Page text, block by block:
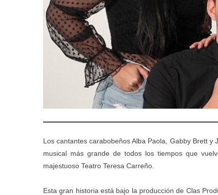
Los cantantes carabobeños Alba Paola, Gabby Brett
musical más grande de todos los tiempos que
majestuoso Teatro Teresa Carreño.
Esta gran historia está bajo la producción de Clas